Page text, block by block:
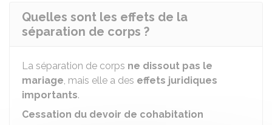
Quelles sont les effets de la
séparation de corps ?
La séparation de corps ne dissout pas le
mariage, mais elle a des effets juridiques
importants.
Cessation du devoir de cohabitation